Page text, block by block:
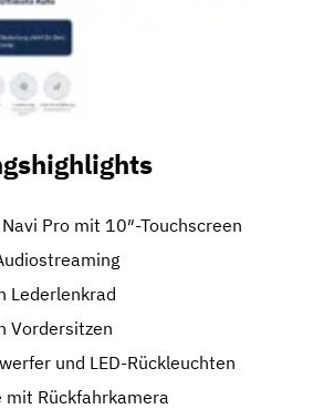
Pro mit 10″-Touchscreen
Lederlenkrad
Vordersitzen
und LED-Rückleuchten
mit Rückfahrkamera